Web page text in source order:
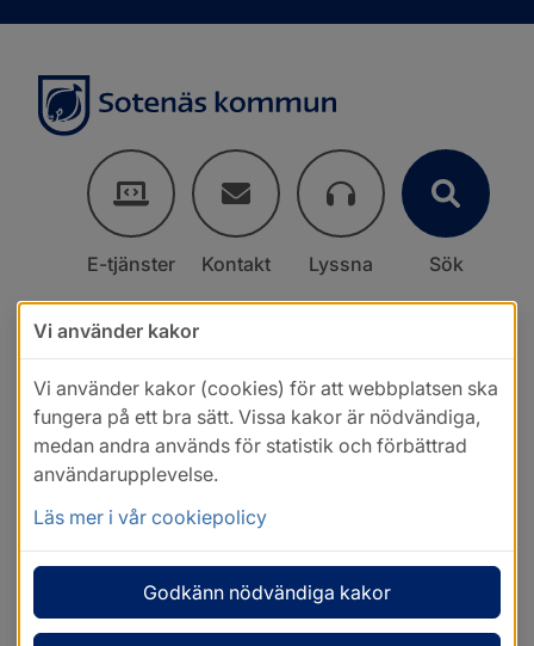
E-tjänster Kontakt Lyssna Sök
Vi använder kakor
Vi använder kakor (cookies) för att webbplatsen ska
fungera på ett bra sätt. Vissa kakor är nödvändiga,
medan andra används för statistik och förbättrad
användarupplevelse.
Läs mer i vår cookiepolicy
Godkänn nödvändiga kakor